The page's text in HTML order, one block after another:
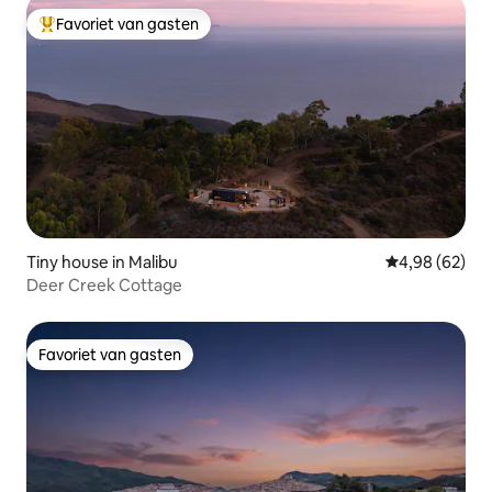
Topfavoriet van gasten
Favoriet van gasten
Tiny house in Malibu Gemiddelde
4,98 (62)
Deer Creek Cottage
Favoriet van gasten
Favoriet van gasten